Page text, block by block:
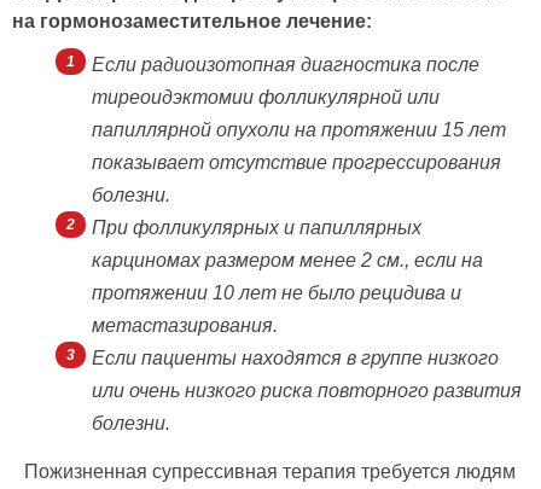
на гормонозаместительное лечение:
Если радиоизотопная диагностика после
тиреоидэктомии фолликулярной или
папиллярной опухоли на протяжении 15 лет
показывает отсутствие прогрессирования
болезни.
При фолликулярных и папиллярных
карциномах размером менее 2 см., если на
протяжении 10 лет не было рецидива и
метастазирования.
Если пациенты находятся в группе низкого
или очень низкого риска повторного развития
болезни.
Пожизненная супрессивная терапия требуется людям